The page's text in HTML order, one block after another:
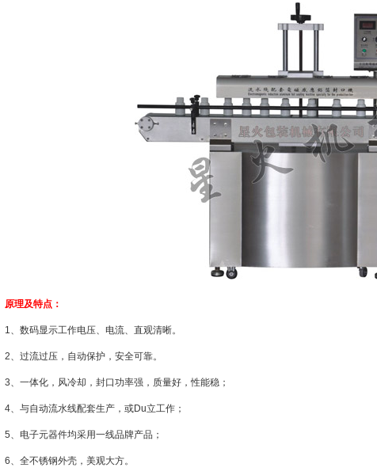
原理及特点：
1、数码显示工作电压、电流、直观清晰。
2、过流过压，自动保护，安全可靠。
3、一体化，风冷却，封口功率强，质量好，性能稳；
4、与自动流水线配套生产，或Du立工作；
5、电子元器件均采用一线品牌产品；
6、全不锈钢外壳，美观大方。